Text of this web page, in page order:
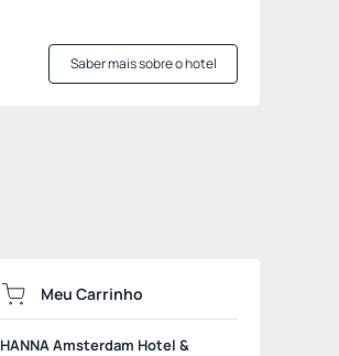
Saber mais sobre o hotel
Meu Carrinho
HANNA Amsterdam Hotel &